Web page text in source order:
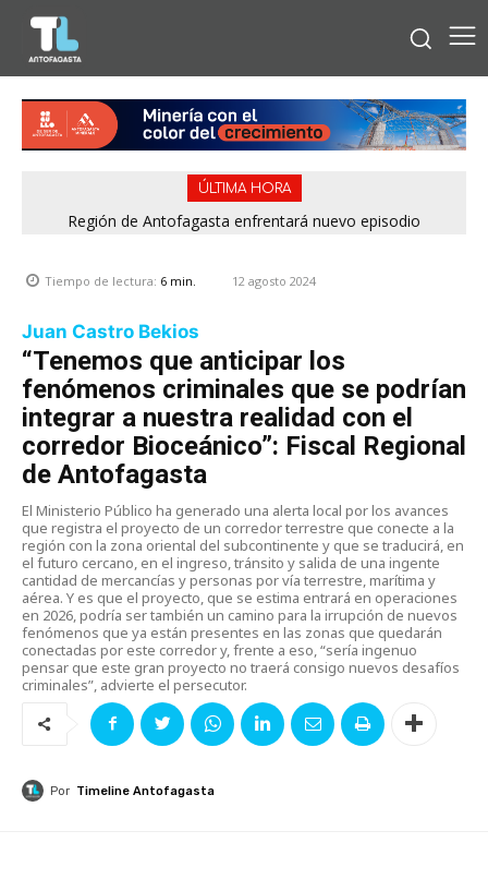
ÚLTIMA HORA
Región de Antofagasta enfrentará nuevo episodio
Bipay explica: Así funciona el pago con tarjetas bancarias en
Tiempo de lectura: 6 min. 12 agosto 2024
Juan Castro Bekios
“Tenemos que anticipar los
fenómenos criminales que se podrían
integrar a nuestra realidad con el
corredor Bioceánico”: Fiscal Regional
de Antofagasta
El Ministerio Público ha generado una alerta local por los avances
que registra el proyecto de un corredor terrestre que conecte a la
región con la zona oriental del subcontinente y que se traducirá, en
el futuro cercano, en el ingreso, tránsito y salida de una ingente
cantidad de mercancías y personas por vía terrestre, marítima y
aérea. Y es que el proyecto, que se estima entrará en operaciones
en 2026, podría ser también un camino para la irrupción de nuevos
fenómenos que ya están presentes en las zonas que quedarán
conectadas por este corredor y, frente a eso, “sería ingenuo
pensar que este gran proyecto no traerá consigo nuevos desafíos
criminales”, advierte el persecutor.
Por Timeline Antofagasta